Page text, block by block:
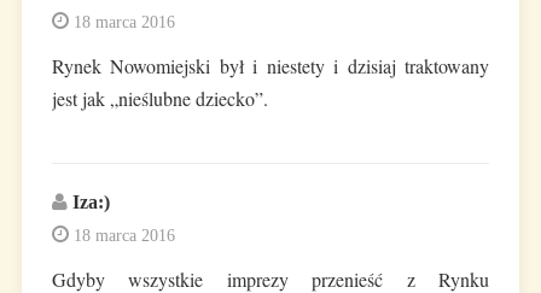
18 marca 2016
Rynek Nowomiejski był i niestety i dzisiaj traktowany
jest jak „nieślubne dziecko”.
Iza:)
18 marca 2016
Gdyby wszystkie imprezy przenieść z Rynku